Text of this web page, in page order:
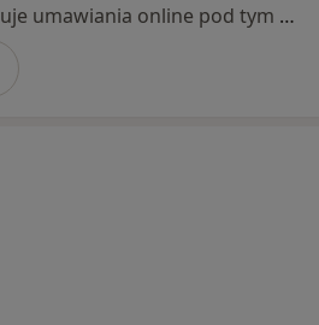
Specjalista nie oferuje umawiania online pod tym adresem.